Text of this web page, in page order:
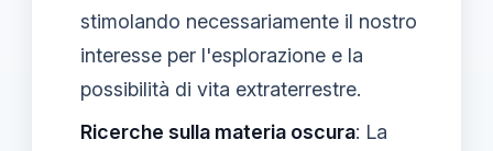
stimolando necessariamente il nostro
interesse per l'esplorazione e la
possibilità di vita extraterrestre.
Ricerche sulla materia oscura: La